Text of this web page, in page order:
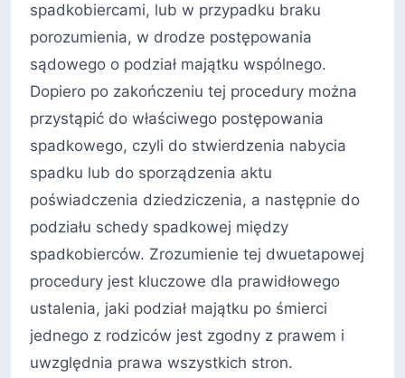
spadkobiercami, lub w przypadku braku
porozumienia, w drodze postępowania
sądowego o podział majątku wspólnego.
Dopiero po zakończeniu tej procedury można
przystąpić do właściwego postępowania
spadkowego, czyli do stwierdzenia nabycia
spadku lub do sporządzenia aktu
poświadczenia dziedziczenia, a następnie do
podziału schedy spadkowej między
spadkobierców. Zrozumienie tej dwuetapowej
procedury jest kluczowe dla prawidłowego
ustalenia, jaki podział majątku po śmierci
jednego z rodziców jest zgodny z prawem i
uwzględnia prawa wszystkich stron.